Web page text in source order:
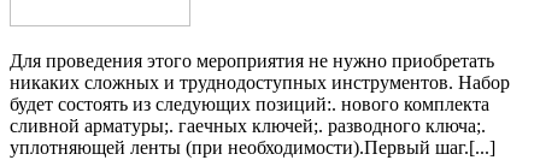
Для проведения этого мероприятия не нужно приобретать
никаких сложных и труднодоступных инструментов. Набор
будет состоять из следующих позиций:. нового комплекта
сливной арматуры;. гаечных ключей;. разводного ключа;.
уплотняющей ленты (при необходимости).Первый шаг.[...]